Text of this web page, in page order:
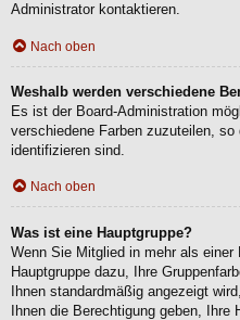
Administrator kontaktieren.
Nach oben
Weshalb werden verschiedene
Es ist der Board-Administration
verschiedene Farben zuzuteilen,
identifizieren sind.
Nach oben
Was ist eine Hauptgruppe?
Wenn Sie Mitglied in mehr als
Hauptgruppe dazu, Ihre
Ihnen standardmäßig angezeigt
Ihnen die Berechtigung geben, Ihre